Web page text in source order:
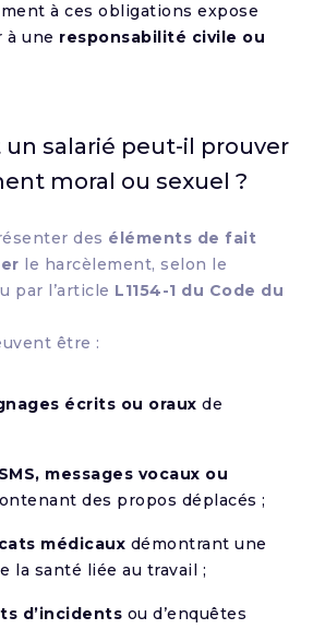
à ces obligations expose
à une responsabilité civile ou
salarié peut-il prouver
moral ou sexuel ?
des éléments de fait
le harcèlement, selon le
par l’article L1154-1 du Code du
être :
écrits ou oraux de
messages vocaux ou
des propos déplacés ;
médicaux démontrant une
la santé liée au travail ;
d’incidents ou d’enquêtes